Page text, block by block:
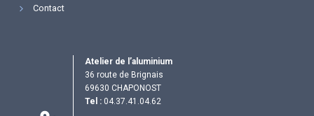
Contact
Atelier de l’aluminium
36 route de Brignais
69630 CHAPONOST
Tel : 04.37.41.04.62